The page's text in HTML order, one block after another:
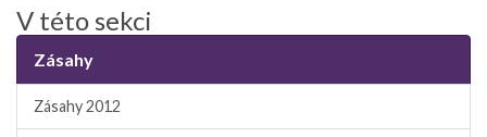
V této sekci
Zásahy
Zásahy 2012